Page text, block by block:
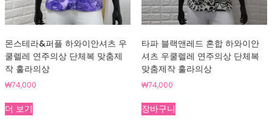
몬스테라&퍼플 하와이안셔츠 우
쿨렐레 연주의상 단체복 맞춤제
작 훌라의상
₩74,000
더 보기
타파 블랙앤레드 혼합 하와이안
셔츠 우쿨렐레 연주의상 단체복
맞춤제작 훌라의상
₩74,000
장바구니